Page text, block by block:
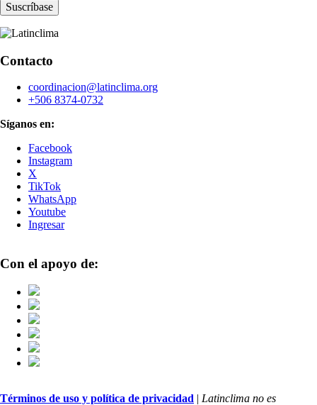
Contacto
coordinacion@latinclima.org
+506 8374-0732
Síganos en:
Facebook
Instagram
X
TikTok
WhatsApp
Youtube
Ingresar
Con el apoyo de:
Términos de uso y política de privacidad | Latinclima no es